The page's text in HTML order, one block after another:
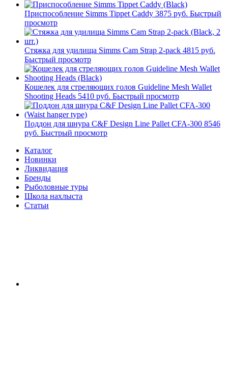
Приспособление Simms Tippet Caddy 3875 руб. Быстрый
просмотр
Стяжка для удилища Simms Cam Strap 2-pack 4815 руб.
Быстрый просмотр
Кошелек для стреляющих голов Guideline Mesh Wallet
Shooting Heads 5410 руб. Быстрый просмотр
Поддон для шнура C&F Design Line Pallet CFA-300 8546
руб. Быстрый просмотр
Каталог
Новинки
Ликвидация
Бренды
Рыболовные туры
Школа нахлыста
Статьи